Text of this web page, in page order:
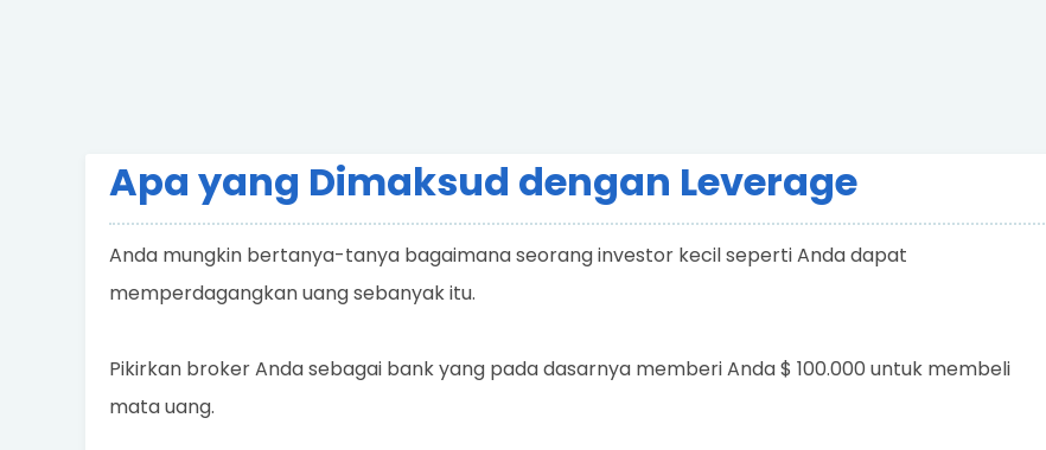
Apa yang Dimaksud dengan Leverage
Anda mungkin bertanya-tanya bagaimana seorang investor kecil seperti Anda dapat
memperdagangkan uang sebanyak itu.
Pikirkan broker Anda sebagai bank yang pada dasarnya memberi Anda $ 100.000 untuk membeli
mata uang.